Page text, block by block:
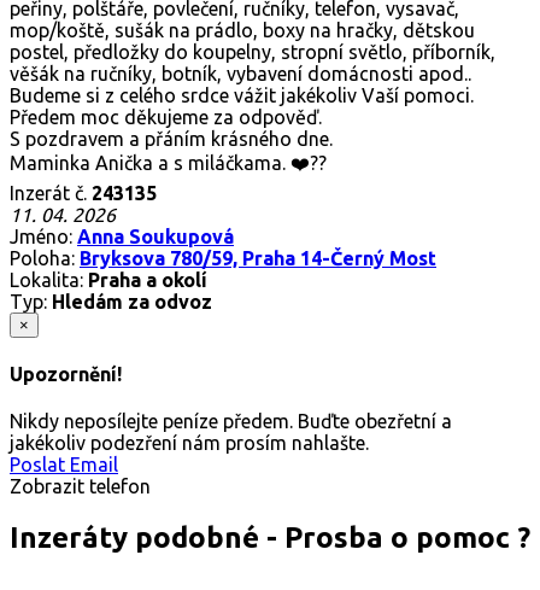
peřiny, polštáře, povlečení, ručníky, telefon, vysavač,
mop/koště, sušák na prádlo, boxy na hračky, dětskou
postel, předložky do koupelny, stropní světlo, příborník,
věšák na ručníky, botník, vybavení domácnosti apod..
Budeme si z celého srdce vážit jakékoliv Vaší pomoci.
Předem moc děkujeme za odpověď.
S pozdravem a přáním krásného dne.
Maminka Anička a s miláčkama. ❤️??
Inzerát č. 243135
11. 04. 2026
Jméno: Anna Soukupová
Poloha: Bryksova 780/59, Praha 14-Černý Most
Lokalita: Praha a okolí
Typ: Hledám za odvoz
×
Upozornění!
Nikdy neposílejte peníze předem. Buďte obezřetní a
jakékoliv podezření nám prosím nahlašte.
Poslat Email
Zobrazit telefon
Inzeráty podobné - Prosba o pomoc ?